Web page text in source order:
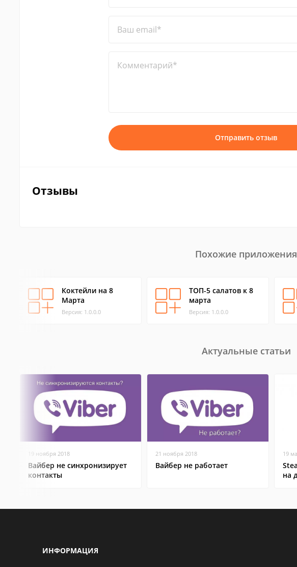
Ваш email*
Комментарий*
Отправить отзыв
Отзывы
Похожие приложения
Коктейли на 8
Марта
Версия: 1.0.0.0
ТОП-5 салатов к 8
марта
Версия: 1.0.0.0
Актуальные статьи
19 ноября 2018
Вайбер не синхронизирует
контакты
21 ноября 2018
Вайбер не работает
19
на
ИНФОРМАЦИЯ